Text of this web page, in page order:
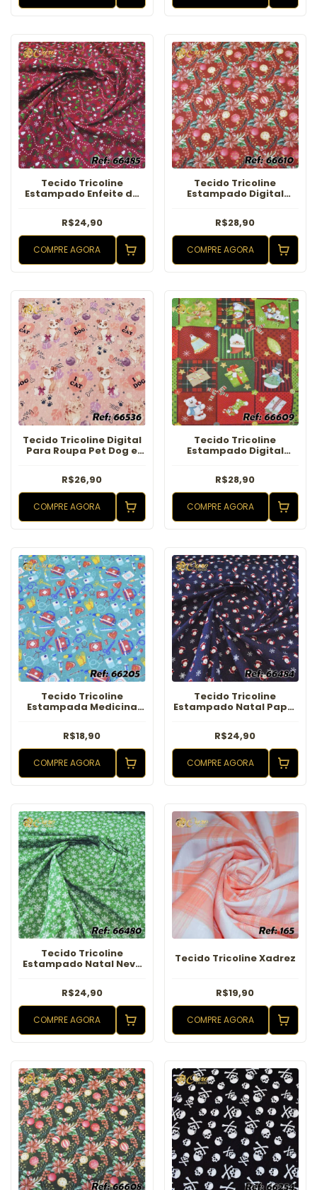
Tecido Tricoline
Estampado Enfeite de
R$24,90
COMPRE AGORA
Tecido Tricoline
Estampado Digital
R$28,90
COMPRE AGORA
Tecido Tricoline Digital
Para Roupa Pet Dog e
R$26,90
COMPRE AGORA
Tecido Tricoline
Estampado Digital
R$28,90
COMPRE AGORA
Tecido Tricoline
Estampada Medicina
R$18,90
COMPRE AGORA
Tecido Tricoline
Estampado Natal Papai
R$24,90
COMPRE AGORA
Tecido Tricoline
Estampado Natal Neve
R$24,90
COMPRE AGORA
Tecido Tricoline Xadrez
R$19,90
COMPRE AGORA